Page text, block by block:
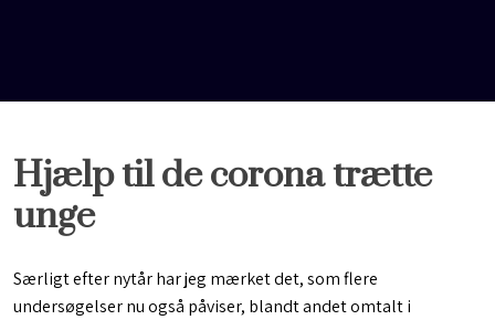
​Hjælp til de corona trætte
unge
Særligt efter nytår har jeg mærket det, som flere
undersøgelser nu også påviser, blandt andet omtalt i